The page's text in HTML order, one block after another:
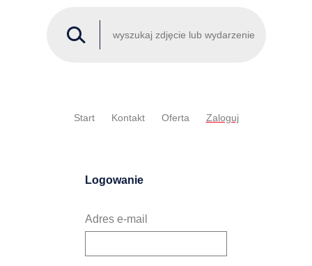
Start Kontakt Oferta Zaloguj
Logowanie
Adres e-mail